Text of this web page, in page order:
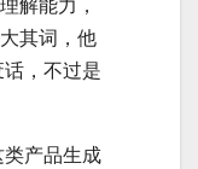
其词，他
，不过是
产品生成